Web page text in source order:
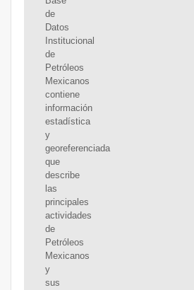
de
Datos
Institucional
de
Petróleos
Mexicanos
contiene
información
estadística
y
georeferenciada
que
describe
las
principales
actividades
de
Petróleos
Mexicanos
y
sus